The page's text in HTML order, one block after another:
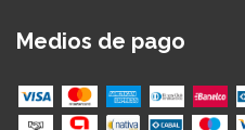
Medios de pago